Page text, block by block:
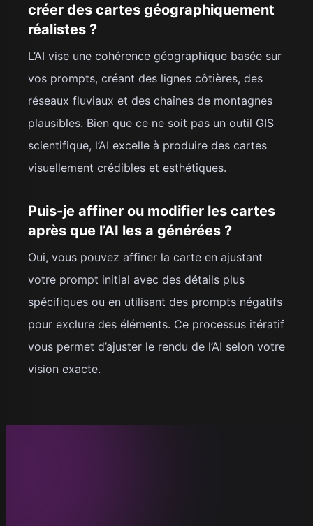
créer des cartes géographiquement
réalistes ?
L’AI vise une cohérence géographique basée sur
vos prompts, créant des lignes côtières, des
réseaux fluviaux et des chaînes de montagnes
plausibles. Bien que ce ne soit pas un outil GIS
scientifique, l’AI excelle à produire des cartes
visuellement crédibles et esthétiques.
Puis-je affiner ou modifier les cartes
après que l’AI les a générées ?
Oui, vous pouvez affiner la carte en ajustant
votre prompt initial avec des détails plus
spécifiques ou en utilisant des prompts négatifs
pour exclure des éléments. Ce processus itératif
vous permet d’ajuster le rendu de l’AI selon votre
vision exacte.